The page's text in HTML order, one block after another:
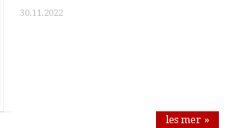
30.11.2022
les mer »